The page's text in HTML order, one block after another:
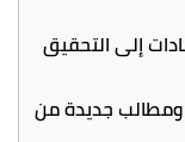
جديدة من